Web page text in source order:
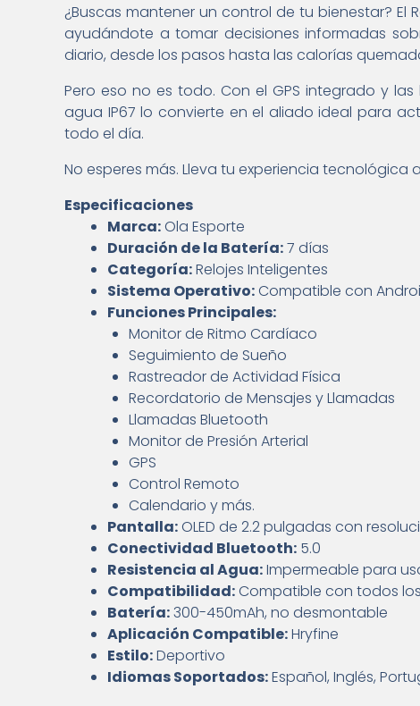
¿Buscas mantener un control de tu bienestar?
ayudándote a tomar decisiones informadas
diario, desde los pasos hasta las calorías
Pero eso no es todo. Con el GPS integrado y
agua IP67 lo convierte en el aliado ideal para
todo el día.
No esperes más. Lleva tu experiencia tecnológica
Especificaciones
Marca:Ola Esporte
Duración de la Batería:7 días
Categoría:Relojes Inteligentes
Sistema Operativo:Compatible con
Funciones Principales:
Monitor de Ritmo Cardíaco
Seguimiento de Sueño
Rastreador de Actividad Física
Recordatorio de Mensajes y Llamadas
Llamadas Bluetooth
Monitor de Presión Arterial
GPS
Control Remoto
Calendario y más.
Pantalla:OLED de 2.2 pulgadas con
Conectividad Bluetooth: 5.0
Resistencia al Agua:Impermeable para
Compatibilidad:Compatible con todos
Batería:300-450mAh, no desmontable
Aplicación Compatible:Hryfine
Estilo:Deportivo
Idiomas Soportados:Español, Inglés,